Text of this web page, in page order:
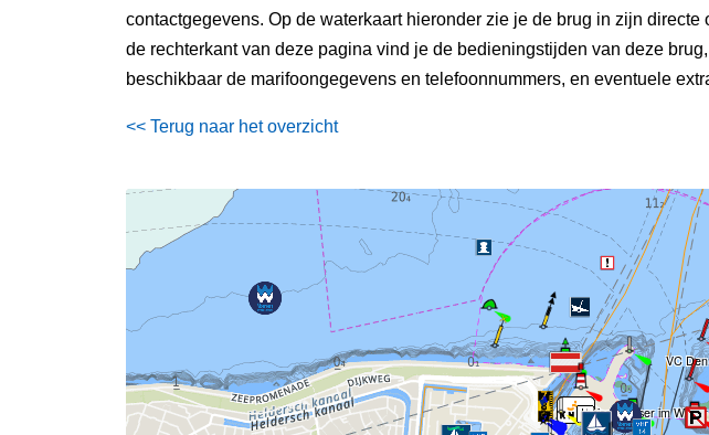
contactgegevens. Op de waterkaart hieronder zie je de brug in zijn directe
de rechterkant van deze pagina vind je de bedieningstijden van deze
beschikbaar de marifoongegevens en telefoonnummers, en eventuele
<< Terug naar het overzicht
VC
Frischwasser im